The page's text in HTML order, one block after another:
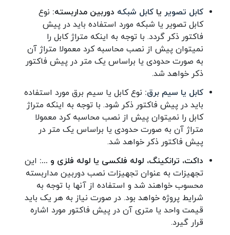
کابل تصویر یا کابل شبکه دوربین مداربسته: نوع
کابل تصویر یا شبکه مورد استفاده باید در پیش
فاکتور ذکر گردد. با توجه به اینکه متراژ کابل را
نمیتوان پیش از نصب محاسبه کرد معمولا متراژ آن
به صورت حدودی یا براساس یک متر در پیش فاکتور
ذکر خواهد شد.
کابل یا سیم برق: نوع کابل یا سیم برق مورد استفاده
باید در پیش فاکتور ذکر شود. با توجه به اینکه متراژ
کابل را نمیتوان پیش از نصب محاسبه کرد معمولا
متراژ آن به صورت حدودی یا براساس یک متر در
پیش فاکتور ذکر خواهد شد.
داکت، ترانکینگ، لوله فلکسی یا لوله فلزی و ...: این
تجهیزات به عنوان تجهیزات نصب دوربین مداربسته
محسوب خواهند شد و استفاده از آنها با توجه به
شرایط پروژه خواهد بود. در صورت نیاز به هر یک باید
قیمت واحد یا متری آن در پیش فاکتور مورد اشاره
قرار گیرد.